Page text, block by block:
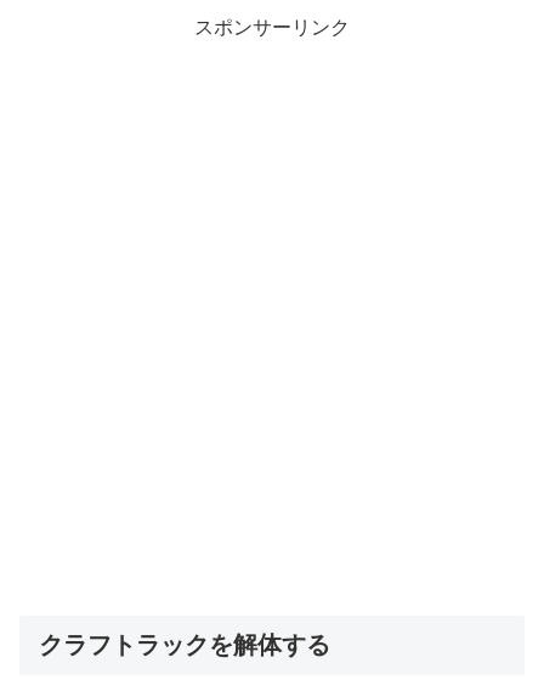
スポンサーリンク
クラフトラックを解体する